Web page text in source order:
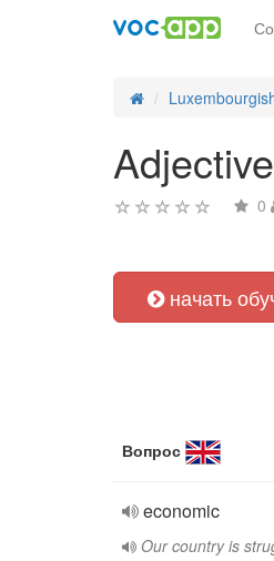
0
начать
Вопрос
economic
Our country is